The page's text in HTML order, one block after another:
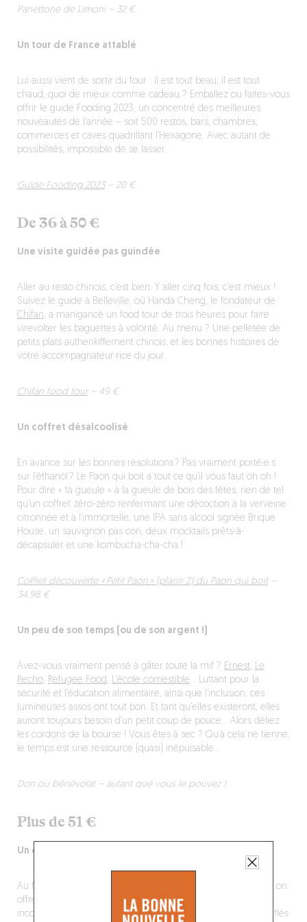
Panettone de Limoni – 32 €
Un tour de France attablé
Lui aussi vient de sortir du four : il est tout beau, il est tout
chaud, quoi de mieux comme cadeau ? Emballez ou faites-vous
offrir le guide Fooding 2023, un concentré des meilleures
nouveautés de l’année – soit 500 restos, bars, chambres,
commerces et caves quadrillant l’Hexagone. Avec autant de
possibilités, impossible de se lasser.
Guide Fooding 2023– 20 €
De 36 à 50 €
Une visite guidée pas guindée
Aller au resto chinois, c’est bien. Y aller cinq fois, c’est mieux !
Suivez le guide à Belleville, où Handa Cheng, le fondateur de
Chifan, a manigancé un food tour de trois heures pour faire
virevolter les baguettes à volonté. Au menu ? Une pelletée de
petits plats authenkiffement chinois, et les bonnes histoires de
votre accompagnateur·rice du jour.
Chifan food tour– 49 €
Un coffret désalcoolisé
En avance sur les bonnes résolutions ? Pas vraiment porté·e·s
sur l’éthanol ? Le Paon qui boit a tout ce qu’il vous faut oh oh !
Pour dire « ta gueule » à la gueule de bois des fêtes, rien de tel
qu’un coffret zéro-zéro renfermant une décoction à la verveine
citronnée et à l’immortelle, une IPA sans alcool signée Brique
House, un sauvignon pas con, deux mocktails prêts-à-
décapsuler et une kombucha-cha-cha !
Coffret découverte « Petit Paon » (plaisir 2) du Paon qui boit–
34,98 €
Un peu de son temps (ou de son argent !)
Avez-vous vraiment pensé à gâter toute la mif ? Ernest, Le
Recho, Refugee Food, L’école comestible… Luttant pour la
sécurité et l’éducation alimentaire, ainsi que l’inclusion, ces
lumineuses assos ont tout bon. Et tant qu’elles existeront, elles
auront toujours besoin d’un petit coup de pouce… Alors déliez
les cordons de la bourse ! Vous êtes à sec ? Qu’à cela ne tienne,
le temps est une ressource (quasi) inépuisable…
Don ou bénévolat – autant que vous le pouvez !
Plus de 51 €
Un coffret pas à côté de la plaq
Au fada de chocolat ou au pote qui vient de se faire plaquer, on
offre ce coffre aux trésors de très bon goût : huit produits
incontournables du plus délicieux des chocolatiers, emmitouflés